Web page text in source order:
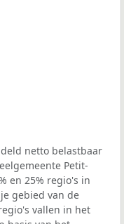
netto belastbaar
Petit-
en 25% regio's in
gebied van de
vallen in het